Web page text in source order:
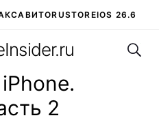
АВИТОRUSTOREIOS 26.6
ЧАТ В ROBLOX
2